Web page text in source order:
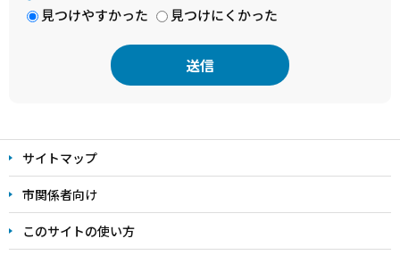
見つけやすかった
見つけにくかった
文
こ
こ
ま
で
サイトマップ
市関係者向け
このサイトの使い方